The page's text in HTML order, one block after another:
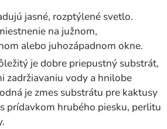
jasné, rozptýlené svetlo.
na južnom,
alebo juhozápadnom okne.
je dobre priepustný substrát,
zadržiavaniu vody a hnilobe
je zmes substrátu pre kaktusy
prídavkom hrubého piesku, perlitu